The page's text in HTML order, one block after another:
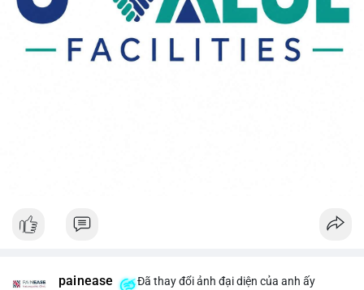
painease Đã thay đổi ảnh đại diện của anh ấy